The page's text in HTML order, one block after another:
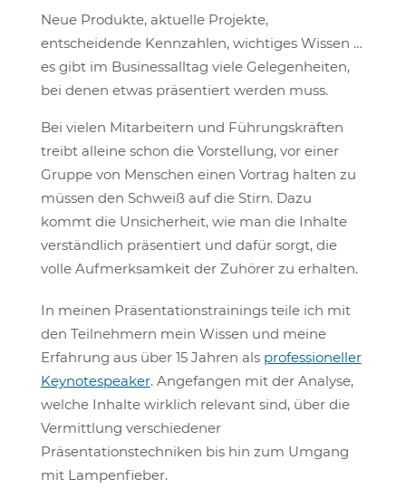
Neue Produkte, aktuelle Projekte,
entscheidende Kennzahlen, wichtiges Wissen …
es gibt im Businessalltag viele Gelegenheiten,
bei denen etwas präsentiert werden muss.
Bei vielen Mitarbeitern und Führungskräften
treibt alleine schon die Vorstellung, vor einer
Gruppe von Menschen einen Vortrag halten zu
müssen den Schweiß auf die Stirn. Dazu
kommt die Unsicherheit, wie man die Inhalte
verständlich präsentiert und dafür sorgt, die
volle Aufmerksamkeit der Zuhörer zu erhalten.
In meinen Präsentationstrainings teile ich mit
den Teilnehmern mein Wissen und meine
Erfahrung aus über 15 Jahren als professioneller
Keynotespeaker. Angefangen mit der Analyse,
welche Inhalte wirklich relevant sind, über die
Vermittlung verschiedener
Präsentationstechniken bis hin zum Umgang
mit Lampenfieber.